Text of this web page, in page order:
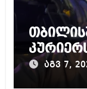
აგვ 7,